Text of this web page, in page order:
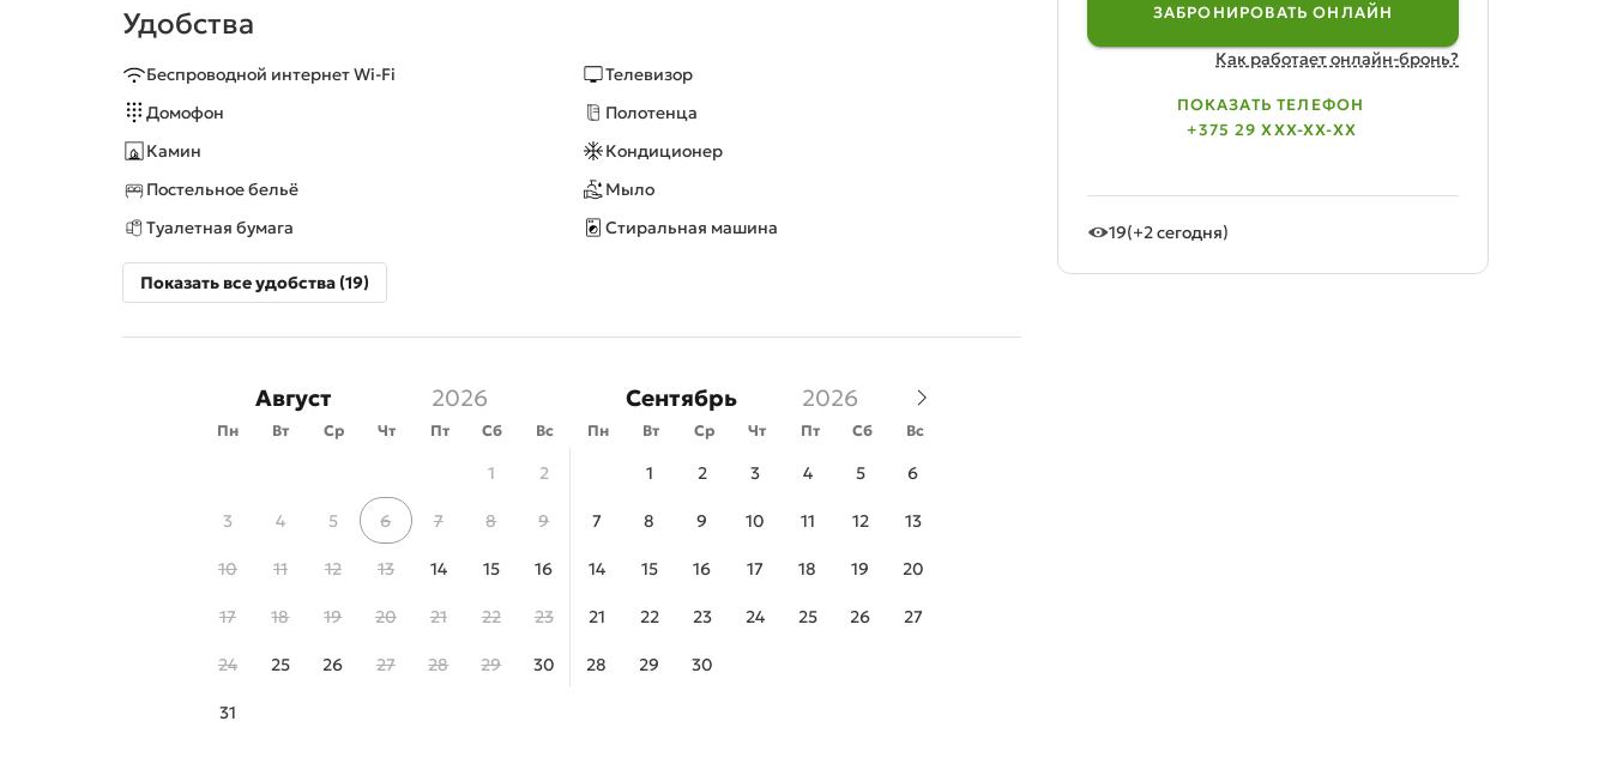
Удобства
Беспроводной интернет Wi-Fi
Телевизор
Домофон
Полотенца
Камин
Кондиционер
Постельное бельё
Мыло
Туалетная бумага
Стиральная машина
Показать все удобства (19)
Август Сентябрь
Пн Вт Ср Чт Пт Сб Вс Пн Вт Ср Чт Пт Сб Вс
1 2
3 4 5 6 7 8 9
10 11 12 13 14 15 16
17 18 19 20 21 22 23
24 25 26 27 28 29 30
31
1 2 3 4 5 6
7 8 9 10 11 12 13
14 15 16 17 18 19 20
21 22 23 24 25 26 27
28 29 30
ЗАБРОНИРОВАТЬ ОНЛАЙН
Как работает онлайн-бронь?
ПОКАЗАТЬ ТЕЛЕФОН
+375 29 XXX-XX-XX
19(+2 сегодня)